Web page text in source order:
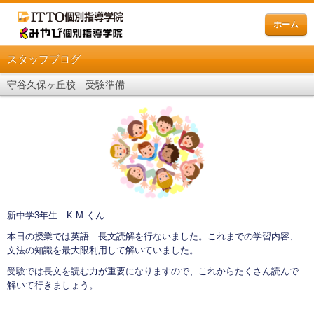
ホーム
スタッフブログ
守谷久保ヶ丘校 受験準備
新中学3年生 K.M.くん
本日の授業では英語 長文読解を行ないました。これまでの学習内容、
文法の知識を最大限利用して解いていました。
受験では長文を読む力が重要になりますので、これからたくさん読んで
解いて行きましょう。